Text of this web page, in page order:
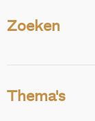
Zoeken
Thema's